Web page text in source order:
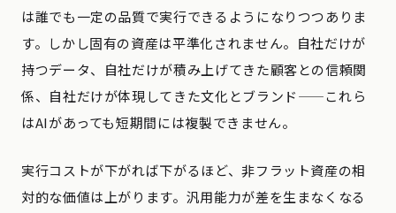
は誰でも一定の品質で実行できるようになりつつありま
す。しかし固有の資産は平準化されません。自社だけが
持つデータ、自社だけが積み上げてきた顧客との信頼関
係、自社だけが体現してきた文化とブランド——これら
はAIがあっても短期間には複製できません。
実行コストが下がれば下がるほど、非フラット資産の相
対的な価値は上がります。汎用能力が差を生まなくなる